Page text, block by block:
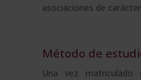
asociaciones de
Método de
Una vez matriculado